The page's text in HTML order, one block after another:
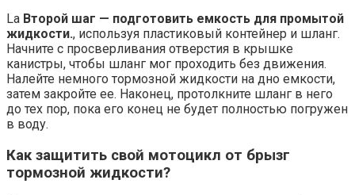
La Второй шаг — подготовить емкость для промытой
жидкости., используя пластиковый контейнер и шланг.
Начните с просверливания отверстия в крышке
канистры, чтобы шланг мог проходить без движения.
Налейте немного тормозной жидкости на дно емкости,
затем закройте ее. Наконец, протолкните шланг в него
до тех пор, пока его конец не будет полностью погружен
в воду.
Как защитить свой мотоцикл от брызг
тормозной жидкости?